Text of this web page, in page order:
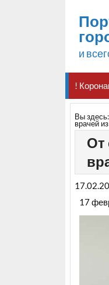
и
!
Вы здесь:
врачей
От
17